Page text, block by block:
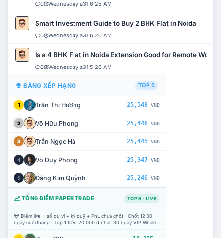
0 Wednesday a31 6:25 AM
Smart Investment Guide to Buy 2 BHK Flat in Noida
0 Wednesday a31 6:20 AM
Is a 4 BHK Flat in Noida Extension Good for Remote Work?
0 Wednesday a31 5:26 AM
BẢNG XẾP HẠNG TOP 5
1 Trần Thị Hương 25,548 VNĐ
2 Võ Hữu Phong 25,446 VNĐ
3 Trần Ngọc Hà 25,445 VNĐ
4 Võ Duy Phong 25,347 VNĐ
5 Đặng Kim Quỳnh 25,246 VNĐ
TỔNG ĐIỂM PAPER TRADE TOP 5 · LIVE
Điểm live = số dư ví + ký quỹ + PnL chưa chốt · Chốt 12:00
ngày cuối tháng · Top 1 trên 20.000 đ nhận 30 ngày VIP Whale.